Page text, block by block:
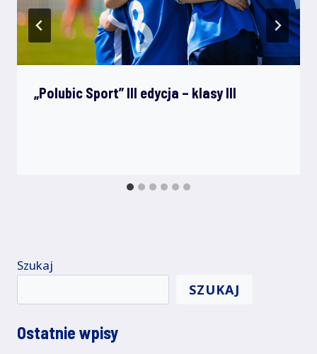
„Polubic Sport” III edycja – klasy III
Szukaj
SZUKAJ
Ostatnie wpisy